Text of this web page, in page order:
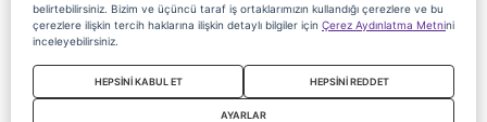
belirtebilirsiniz. Bizim ve üçüncü taraf iş ortaklarımızın kullandığı çerezlere ve bu
çerezlere ilişkin tercih haklarına ilişkin detaylı bilgiler için Çerez Aydınlatma Metnini
inceleyebilirsiniz.
HEPSİNİ KABUL ET HEPSİNİ REDDET
AYARLAR